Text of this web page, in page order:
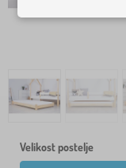
Velikost postelje